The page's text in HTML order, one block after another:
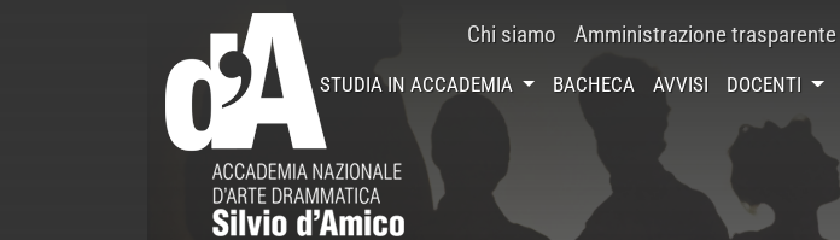
Chi siamo Amministrazione trasparente
STUDIA IN ACCADEMIA BACHECA AVVISI DOCENTI